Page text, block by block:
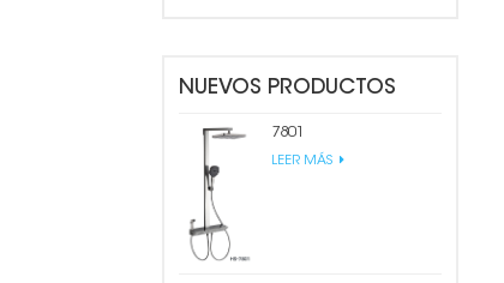
NUEVOS PRODUCTOS
7801
LEER MÁS